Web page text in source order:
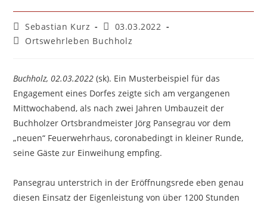
Beitrags-
Autor:
Sebastian Kurz
Beitrag
veröffentlicht:
03.03.2022
Beitrags-
Ortswehrleben Buchholz
Buchholz, 02.03.2022 (sk). Ein Musterbeispiel für das
Engagement eines Dorfes zeigte sich am vergangenen
Mittwochabend, als nach zwei Jahren Umbauzeit der
Buchholzer Ortsbrandmeister Jörg Pansegrau vor dem
„neuen“ Feuerwehrhaus, coronabedingt in kleiner Runde,
seine Gäste zur Einweihung empfing.
Pansegrau unterstrich in der Eröffnungsrede eben genau
diesen Einsatz der Eigenleistung von über 1200 Stunden